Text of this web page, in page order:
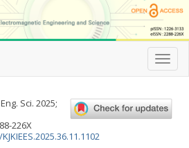
T
o
l
e
Sci. 2025;
226X